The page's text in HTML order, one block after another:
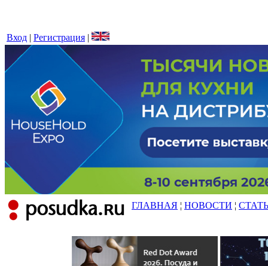
Вход | Регистрация |
ГЛАВНАЯ ¦ НОВОСТИ ¦